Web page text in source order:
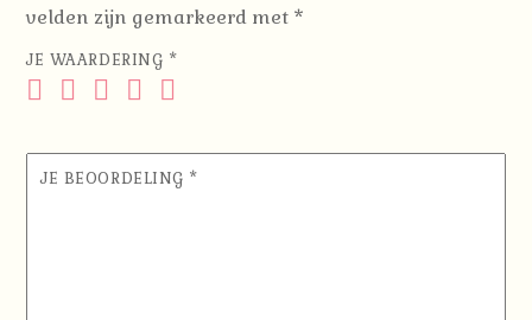
velden zijn gemarkeerd met *
JE WAARDERING *
JE BEOORDELING *